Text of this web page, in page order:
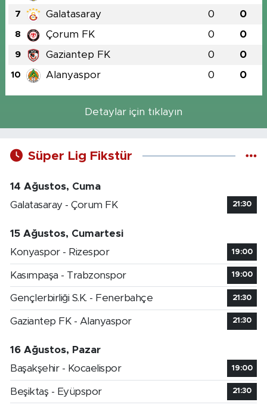
7 Galatasaray 0 0
8 Çorum FK 0 0
9 Gaziantep FK 0 0
10 Alanyaspor 0 0
Detaylar için tıklayın
Süper Lig Fikstür
14 Ağustos, Cuma
Galatasaray - Çorum FK
21:30
15 Ağustos, Cumartesi
Konyaspor - Rizespor
19:00
Kasımpaşa - Trabzonspor 19:00
Gençlerbirliği S.K. - Fenerbahçe 21:30
Gaziantep FK - Alanyaspor 21:30
16 Ağustos, Pazar
Başakşehir - Kocaelispor
19:00
Beşiktaş - Eyüpspor 21:30